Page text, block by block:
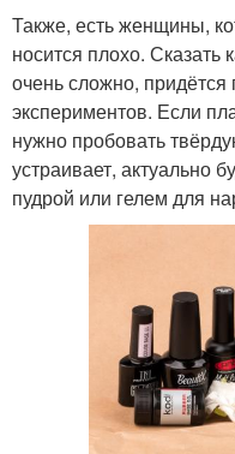
Также, есть женщины,
носится плохо.
очень сложно,
экспериментов. Если
нужно пробовать
устраивает, актуально
пудрой или гелем для